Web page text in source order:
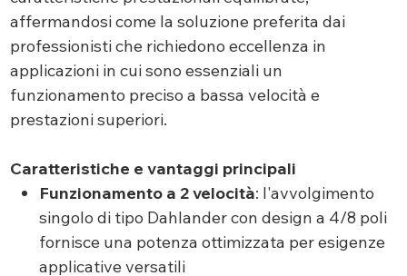
affermandosi come la soluzione preferita dai
professionisti che richiedono eccellenza in
applicazioni in cui sono essenziali un
funzionamento preciso a bassa velocità e
prestazioni superiori.
Caratteristiche e vantaggi principali
Funzionamento a 2 velocità: l'avvolgimento
singolo di tipo Dahlander con design a 4/8 poli
fornisce una potenza ottimizzata per esigenze
applicative versatili